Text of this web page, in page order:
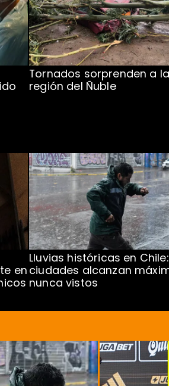
Tornados sorprenden a la
región del Ñuble
en
Lluvias históricas en Chile:
ciudades alcanzan
nunca vistos